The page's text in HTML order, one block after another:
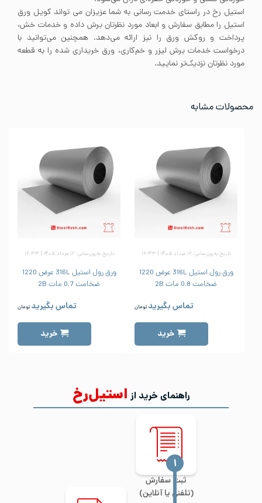
استیل رخ در راستای خدمت رسانی به شما عزیزان می تواند کویل ورق
استیل را مطابق سفارش و ابعاد مورد نظرتان برش داده و خدمات خش،
پرداخت و روکش ورق را نیز ارائه می‌دهد. همچنین می‌توانید با
درخواست خدمات برش لیزر و خم‌کاری، ورق خریداری شده را به قطعه
مورد نظرتان نزدیک‌تر نمایید.
محصولات مشابه
تاریخ به‌روزرسانی: ۱۲ مرداد ۱۴۰۵ | ۱۶:۳۳
ورق رول استیل 316L عرض 1220
ضخامت 0.8 مات 2B
تماس بگیرید تومان
خرید
تاریخ به‌روزرسانی: ۱۲ مرداد ۱۴۰۵ | ۱۶:۳۳
ورق رول استیل 316L عرض 1220
ضخامت 0.7 مات 2B
تماس بگیرید تومان
خرید
راهنمای خرید از استیل‌رخ
ثبت سفارش
(تلفنی یا آنلاین)
‍۱